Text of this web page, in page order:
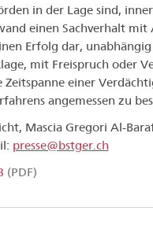
in der Lage sind,
einen Sachverhalt mit
Erfolg dar,
mit Freispruch oder
Zeitspanne einer
angemessen zu
Mascia Gregori Al-
presse@bstger.ch
(PDF)